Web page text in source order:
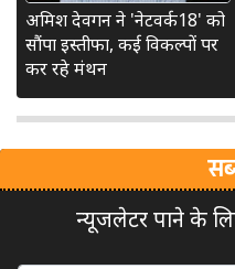
अमिश देवगन ने 'नेटवर्क18' को
सौंपा इस्तीफा, कई विकल्पों पर
कर रहे मंथन
न्यूजलेटर पाने के